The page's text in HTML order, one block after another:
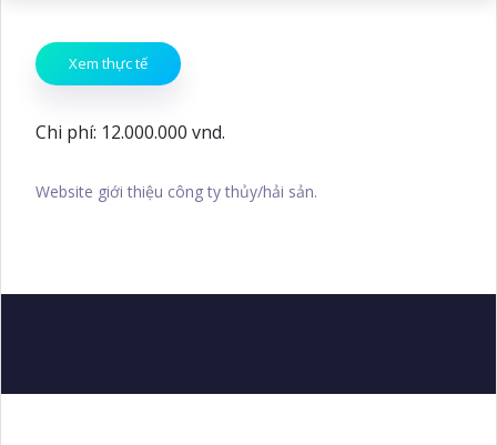
Xem thực tế
Chi phí: 12.000.000 vnd.
Website giới thiệu công ty thủy/hải sản.